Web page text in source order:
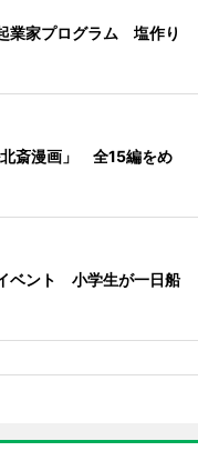
業家プログラム 塩作り
斎漫画」 全15編をめ
ベント 小学生が一日船